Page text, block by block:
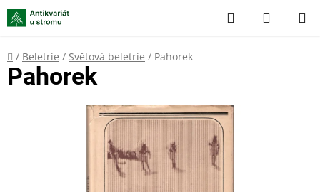
Přejít
na
obsah
Hledat
KOŠÍK
Domů
/ Beletrie / Světová beletrie / Pahorek
Pahorek